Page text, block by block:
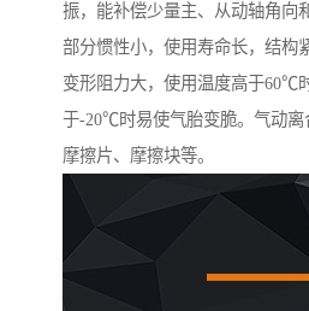
振，能补偿少量主、从动轴角向
部分惯性小，使用寿命长，结构
变形阻力大，使用温度高于60℃
于-20℃时易使气胎变脆。气动离
摩擦片、摩擦块等。